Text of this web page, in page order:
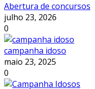
Abertura de concursos
julho 23, 2026
0
campanha idoso
maio 23, 2025
0